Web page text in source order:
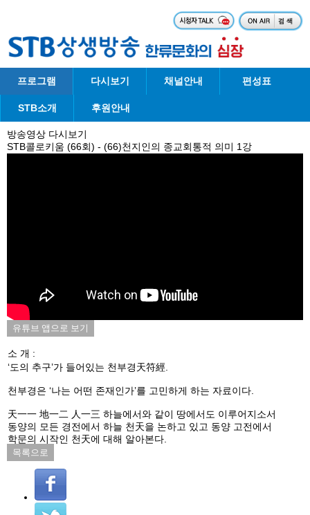
프로그램 다시보기 채널안내 편성표
STB소개 후원안내
방송영상 다시보기
STB콜로키움 (66회) - (66)천지인의 종교회통적 의미 1강
유튜브 앱으로 보기
소 개 :
‘도의 추구’가 들어있는 천부경天符經.
천부경은 ‘나는 어떤 존재인가’를 고민하게 하는 자료이다.
天一一 地一二 人一三 하늘에서와 같이 땅에서도 이루어지소서
동양의 모든 경전에서 하늘 천天을 논하고 있고 동양 고전에서
학문의 시작인 천天에 대해 알아본다.
목록으로